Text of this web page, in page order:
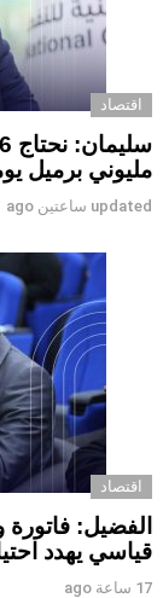
اقتصاد
مليوني برميل
updated ساعتين ago
اقتصاد
الفضيل:
قياسي يهدد
17 ساعة ago